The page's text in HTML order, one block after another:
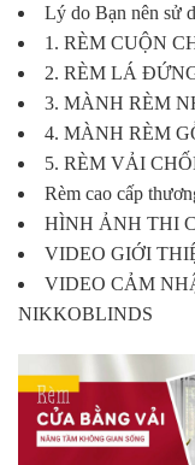
Lý do Bạn nên sử
1. RÈM CUỘN
2. RÈM LÁ
3. MÀNH RÈM
4. MÀNH RÈM
5. RÈM VẢI
Rèm cao cấp
HÌNH ẢNH THI
VIDEO GIỚI
VIDEO CẢM
NIKKOBLINDS